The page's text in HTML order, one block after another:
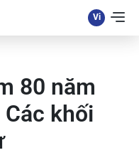
80 năm
khối